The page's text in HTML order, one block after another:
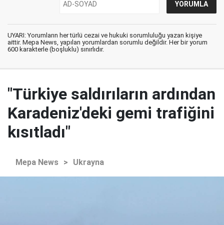
UYARI: Yorumların her türlü cezai ve hukuki sorumluluğu yazan kişiye
aittir. Mepa News, yapılan yorumlardan sorumlu değildir. Her bir yorum
600 karakterle (boşluklu) sınırlıdır.
"Türkiye saldırıların ardından
Karadeniz'deki gemi trafiğini
kısıtladı"
Mepa News > Ukrayna